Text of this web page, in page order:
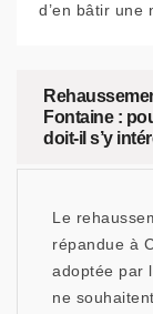
d’en bâtir une
Fontaine :
doit-il s’y
Le
répandue à
adoptée par
ne